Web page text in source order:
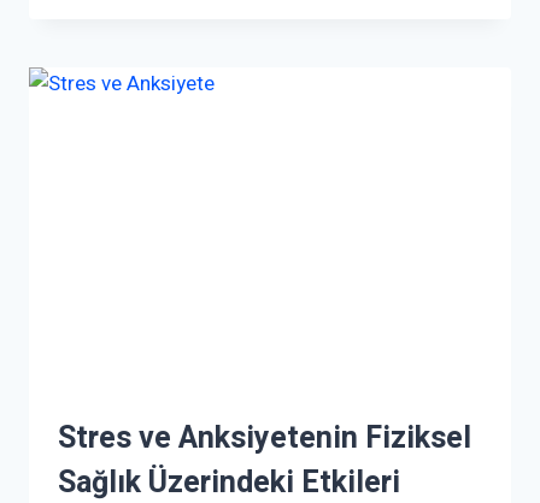
Stres ve Anksiyetenin Fiziksel
Sağlık Üzerindeki Etkileri